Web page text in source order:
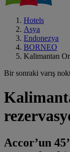
Hotels
Asya
Endonezya
BORNEO
Kalimantan
Bir sonraki varış
Accor’un